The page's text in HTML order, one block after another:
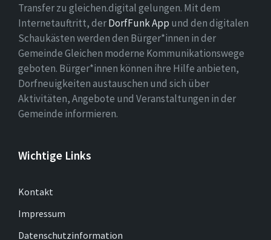
Transfer zu gleichen.digital gelungen. Mit dem
Internetauftritt, derDorfFunk App und den digitalen
Schaukästen werden den Bürger*innen in der
Gemeinde Gleichen moderne Kommunikationswege
geboten. Bürger*innen können ihre Hilfe anbieten,
Dorfneuigkeiten austauschen und sich über
Aktivitäten, Angebote und Veranstaltungen in der
Gemeinde informieren.
Wichtige Links
Kontakt
Impressum
Datenschutzinformation